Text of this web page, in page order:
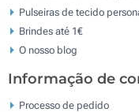
Pulseiras de tecido
Brindes até 1€
O nosso blog
Informação de
Processo de pedido